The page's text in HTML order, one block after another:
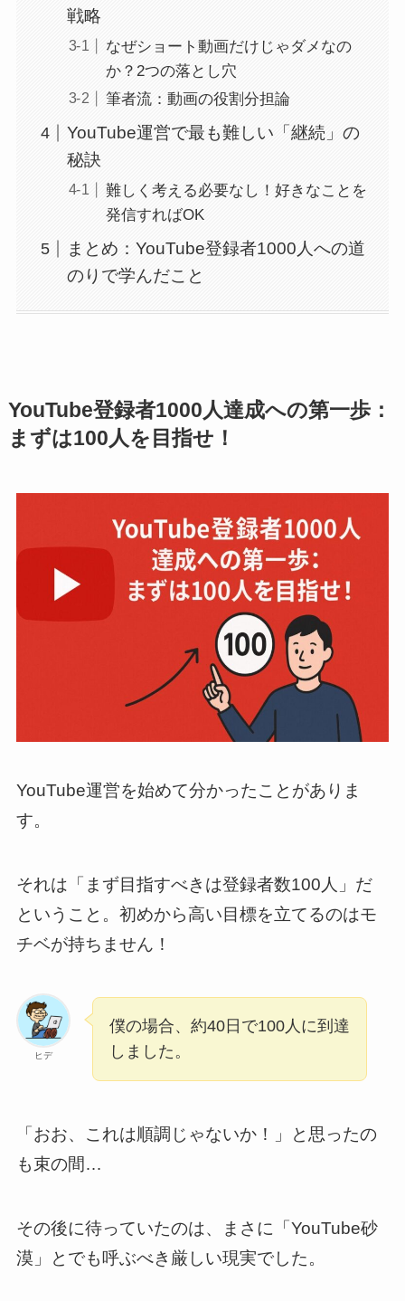
戦略
なぜショート動画だけじゃダメなの
か？2つの落とし穴
筆者流：動画の役割分担論
YouTube運営で最も難しい「継続」の
秘訣
難しく考える必要なし！好きなことを
発信すればOK
まとめ：YouTube登録者1000人への道
のりで学んだこと
YouTube登録者1000人達成への第一歩：
まずは100人を目指せ！
YouTube運営を始めて分かったことがありま
す。
それは「まず目指すべきは登録者数100人」だ
ということ。初めから高い目標を立てるのはモ
チベが持ちません！
ヒデ
僕の場合、約40日で100人に到達
しました。
「おお、これは順調じゃないか！」と思ったの
も束の間…
その後に待っていたのは、まさに「YouTube砂
漠」とでも呼ぶべき厳しい現実でした。